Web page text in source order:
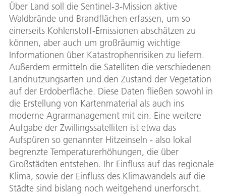
Über Land soll die Sentinel-3-Mission aktive
Waldbrände und Brandflächen erfassen, um so
einerseits Kohlenstoff-Emissionen abschätzen zu
können, aber auch um großräumig wichtige
Informationen über Katastrophenrisiken zu liefern.
Außerdem ermitteln die Satelliten die verschiedenen
Landnutzungsarten und den Zustand der Vegetation
auf der Erdoberfläche. Diese Daten fließen sowohl in
die Erstellung von Kartenmaterial als auch ins
moderne Agrarmanagement mit ein. Eine weitere
Aufgabe der Zwillingssatelliten ist etwa das
Aufspüren so genannter Hitzeinseln - also lokal
begrenzte Temperaturerhöhungen, die über
Großstädten entstehen. Ihr Einfluss auf das regionale
Klima, sowie der Einfluss des Klimawandels auf die
Städte sind bislang noch weitgehend unerforscht.